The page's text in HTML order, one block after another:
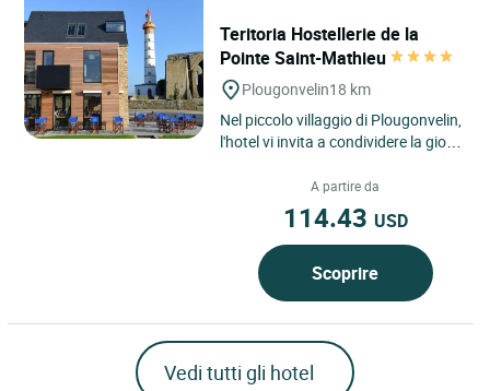
Teritoria Hostellerie de la
Pointe Saint-Mathieu
Plougonvelin18 km
Nel piccolo villaggio di Plougonvelin,
l'hotel vi invita a condividere la gioia
nella natura...A partire da
114.43 USD
Scoprire
Vedi tutti gli hotel